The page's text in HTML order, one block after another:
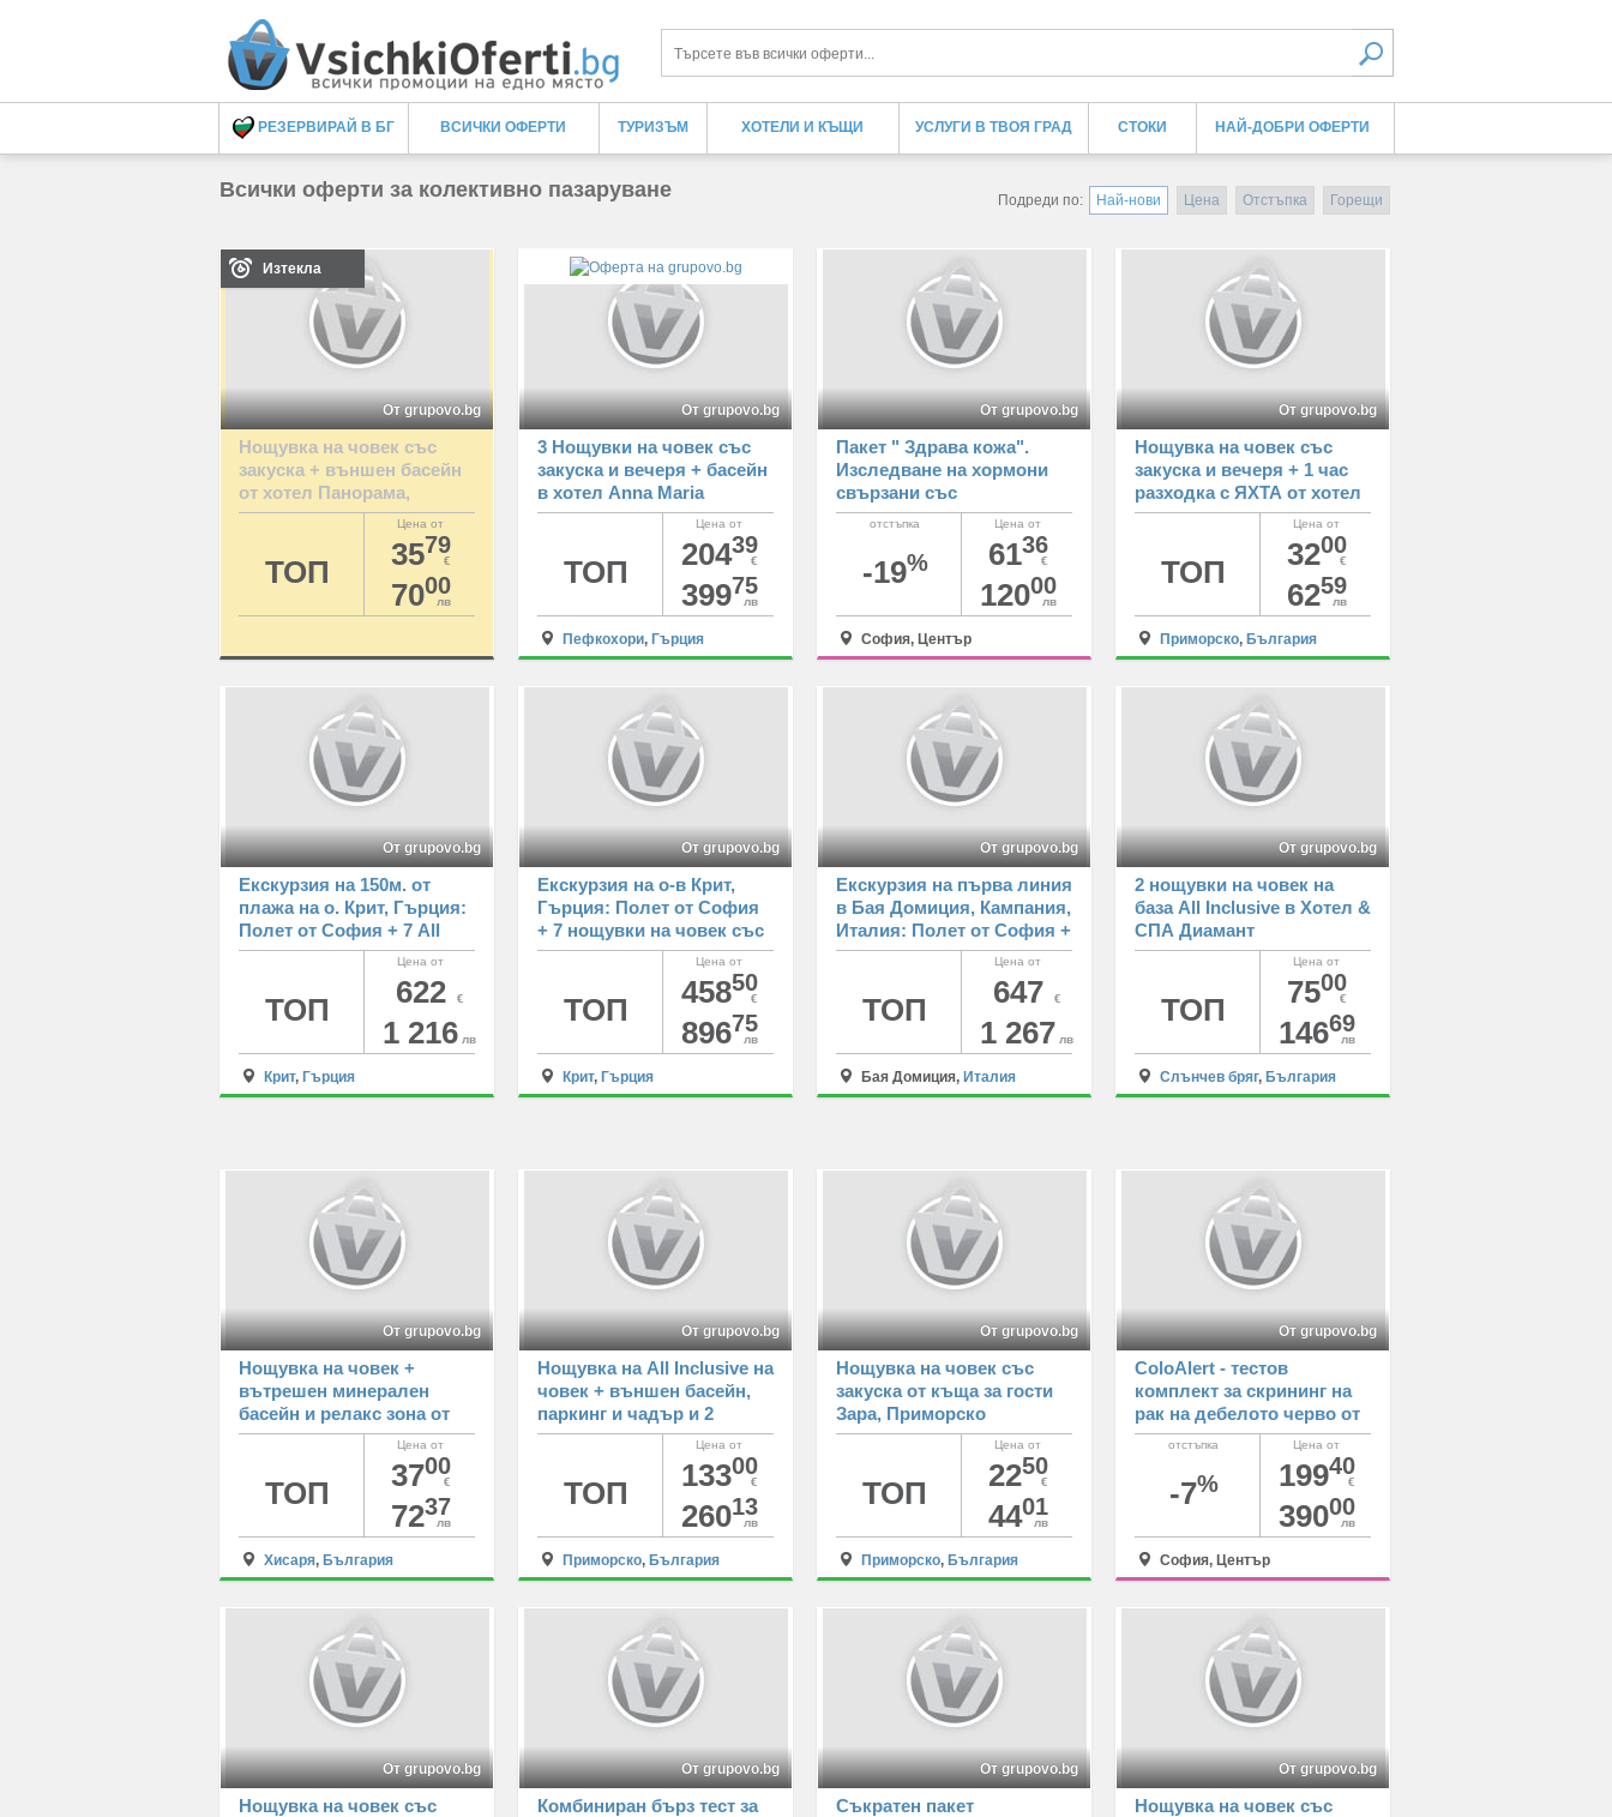
Търси
РЕЗЕРВИРАЙ В БГ ВСИЧКИ ОФЕРТИ ТУРИЗЪМ ХОТЕЛИ И КЪЩИ УСЛУГИ В ТВОЯ ГРАД СТОКИ НАЙ-ДОБРИ ОФЕРТИ
Подреди по: Най-нови Цена Отстъпка Горещи
Всички оферти за колективно пазаруване
Изтекла
От grupovo.bg
Нощувка на човек със
закуска + външен басейн
от хотел Панорама,
Априлци
Цена от
3579
€
7000
лв
ТОП
От grupovo.bg
3 Нощувки на човек със
закуска и вечеря + басейн
в хотел Anna Maria
Paradise***, Пефкохори,
Цена от
20439
€
39975
лв
ТОП
Пефкохори, Гърция
От grupovo.bg
Пакет " Здрава кожа".
Изследване на хормони
свързани със
състоянието на кожата от
Лаборатории Кандиларов
Цена от
6136
€
12000
лв
отстъпка
-19%
София, Център
От grupovo.bg
Нощувка на човек със
закуска и вечеря + 1 час
разходка с ЯХТА от хотел
Примавера 2, Приморско
Цена от
3200
€
6259
лв
ТОП
Приморско, България
От grupovo.bg
Екскурзия на 150м. от
плажа на о. Крит, Гърция:
Полет от София + 7 All
Inclusive нощувки наЦена от
622 €
1 216 лв
ТОП
Крит, Гърция
От grupovo.bg
Екскурзия на о-в Крит,
Гърция: Полет от София
+ 7 нощувки на човек със
закуски + басейн в хотел
Цена от
45850
€
89675
лв
ТОП
Крит, Гърция
От grupovo.bg
Екскурзия на първа линия
в Бая Домиция, Кампания,
Италия: Полет от София +
7 нощувки на човек със
Giulivo Lux 4* + басейн и
частен плаж
Цена от
647 €
1 267 лв
ТОП
Бая Домиция, Италия
От grupovo.bg
2 нощувки на човек на
база All Inclusive в Хотел &
СПА Диамант
Резиденс****, Слънчев
Цена от
7500
€
14669
лв
ТОП
Слънчев бряг, България
От grupovo.bg
Нощувка на човек +
вътрешен минерален
басейн и релакс зона от
хотел Астрея, Хисаря
Цена от
3700
€
7237
лв
ТОП
Хисаря, България
От grupovo.bg
Нощувка на All Inclusive на
човек + външен басейн,
паркинг и чадър и 2
шезлонга на северния
плаж от хотел Жерави
Александрия клуб****,
Приморско
Цена от
13300
€
26013
лв
ТОП
Приморско, България
От grupovo.bg
Нощувка на човек със
закуска от къща за гости
Зара, Приморско
Цена от
2250
€
4401
лв
ТОП
Приморско, България
От grupovo.bg
ColoAlert - тестов
комплект за скрининг на
рак на дебелото черво от
Лаборатории Кандиларов
Цена от
19940
€
39000
лв
отстъпка
-7%
София, Център
От grupovo.bg
Нощувка на човек със
От grupovo.bg
Комбиниран бърз тест за
От grupovo.bg
Съкратен пакет
От grupovo.bg
Нощувка на човек със